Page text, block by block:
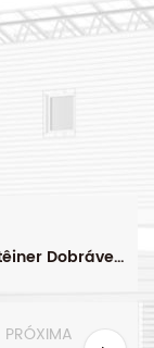
Casa Pré-fabricada China Contêiner Dobrável Expansível Escritório Minúsculo
PRÓXIMA